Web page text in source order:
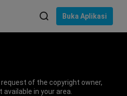
Buka Aplikasi
of the copyright owner,
in your area.